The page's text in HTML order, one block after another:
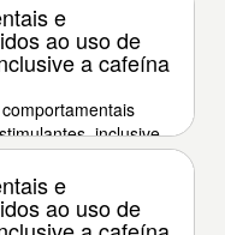
e
ao uso de
a cafeína
inclusive
e
ao uso de